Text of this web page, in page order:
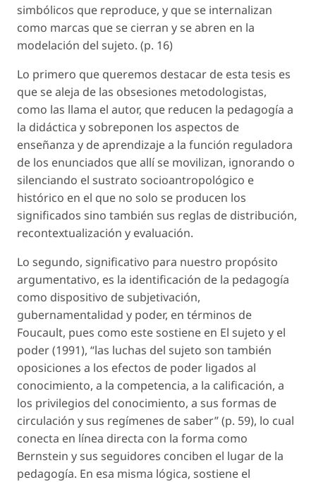
simbólicos que reproduce, y que se internalizan
como marcas que se cierran y se abren en la
modelación del sujeto. (p. 16)
Lo primero que queremos destacar de esta tesis es
que se aleja de las obsesiones metodologistas,
como las llama el autor, que reducen la pedagogía a
la didáctica y sobreponen los aspectos de
enseñanza y de aprendizaje a la función reguladora
de los enunciados que allí se movilizan, ignorando o
silenciando el sustrato socioantropológico e
histórico en el que no solo se producen los
significados sino también sus reglas de distribución,
recontextualización y evaluación.
Lo segundo, significativo para nuestro propósito
argumentativo, es la identificación de la pedagogía
como dispositivo de subjetivación,
gubernamentalidad y poder, en términos de
Foucault, pues como este sostiene en El sujeto y el
poder(1991), “las luchas del sujeto son también
oposiciones a los efectos de poder ligados al
conocimiento, a la competencia, a la calificación, a
los privilegios del conocimiento, a sus formas de
circulación y sus regímenes de saber” (p. 59), lo cual
conecta en línea directa con la forma como
Bernstein y sus seguidores conciben el lugar de la
pedagogía. En esa misma lógica, sostiene el